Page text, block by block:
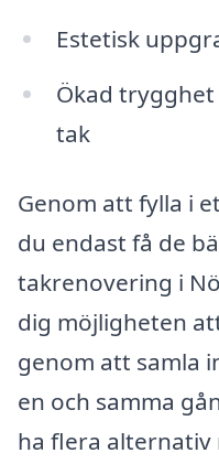
Estetisk
Ökad
tak
Genom att fylla i
du endast få de
takrenovering i
dig möjligheten
genom att samla
en och samma
ha flera alternativ